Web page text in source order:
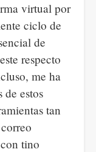
virtual por
ciclo de
de
respecto
me ha
estos
tan
tino